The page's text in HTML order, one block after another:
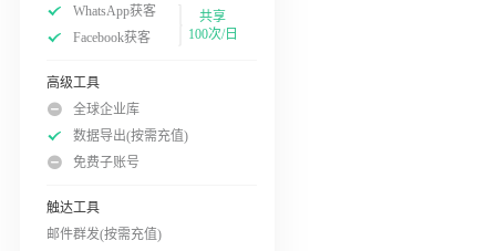
WhatsApp获客
Facebook获客
共享
100次/日
高级工具
全球企业库
数据导出(按需充值)
免费子账号
触达工具
邮件群发(按需充值)